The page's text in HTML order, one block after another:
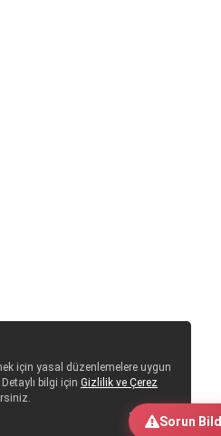
Sorun
için yasal düzenlemelere uygun
bilgi için Gizlilik ve Çerez
Tamam